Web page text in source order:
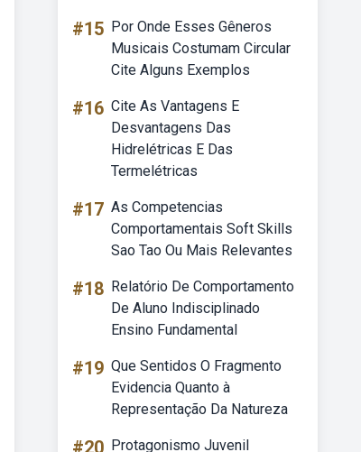
#15 Por Onde Esses Gêneros
Musicais Costumam Circular
Cite Alguns Exemplos
#16 Cite As Vantagens E
Desvantagens Das
Hidrelétricas E Das
Termelétricas
#17 As Competencias
Comportamentais Soft Skills
Sao Tao Ou Mais Relevantes
#18 Relatório De Comportamento
De Aluno Indisciplinado
Ensino Fundamental
#19 Que Sentidos O Fragmento
Evidencia Quanto à
Representação Da Natureza
#20 Protagonismo Juvenil